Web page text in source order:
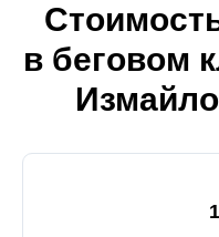
в беговом